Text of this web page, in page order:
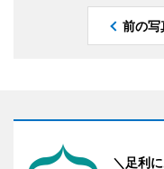
前の写
＼足利